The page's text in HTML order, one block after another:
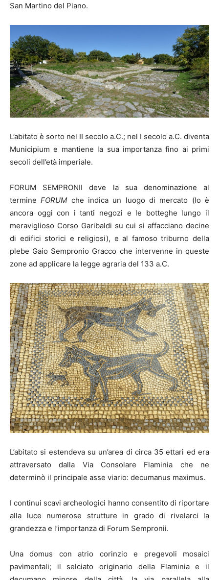
San Martino del Piano.
L’abitato è sorto nel II secolo a.C.; nel I secolo a.C. diventa
Municipium e mantiene la sua importanza fino ai primi
secoli dell’età imperiale.
FORUM SEMPRONII deve la sua denominazione al
termineFORUM che indica un luogo di mercato (lo è
ancora oggi con i tanti negozi e le botteghe lungo il
meraviglioso Corso Garibaldi su cui si affacciano decine
di edifici storici e religiosi), e al famoso triburno della
plebe Gaio Sempronio Gracco che intervenne in queste
zone ad applicare la legge agraria del 133 a.C.
L’abitato si estendeva su un’area di circa 35 ettari ed era
attraversato dalla Via Consolare Flaminia che ne
determinò il principale asse viario: decumanus maximus.
I continui scavi archeologici hanno consentito di riportare
alla luce numerose strutture in grado di rivelarci la
grandezza e l’importanza di Forum Sempronii.
Una domus con atrio corinzio e pregevoli mosaici
pavimentali; il selciato originario della Flaminia e il